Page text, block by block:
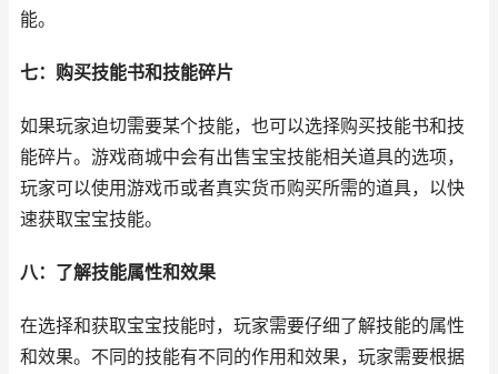
能。
七：购买技能书和技能碎片
如果玩家迫切需要某个技能，也可以选择购买技能书和技
能碎片。游戏商城中会有出售宝宝技能相关道具的选项，
玩家可以使用游戏币或者真实货币购买所需的道具，以快
速获取宝宝技能。
八：了解技能属性和效果
在选择和获取宝宝技能时，玩家需要仔细了解技能的属性
和效果。不同的技能有不同的作用和效果，玩家需要根据